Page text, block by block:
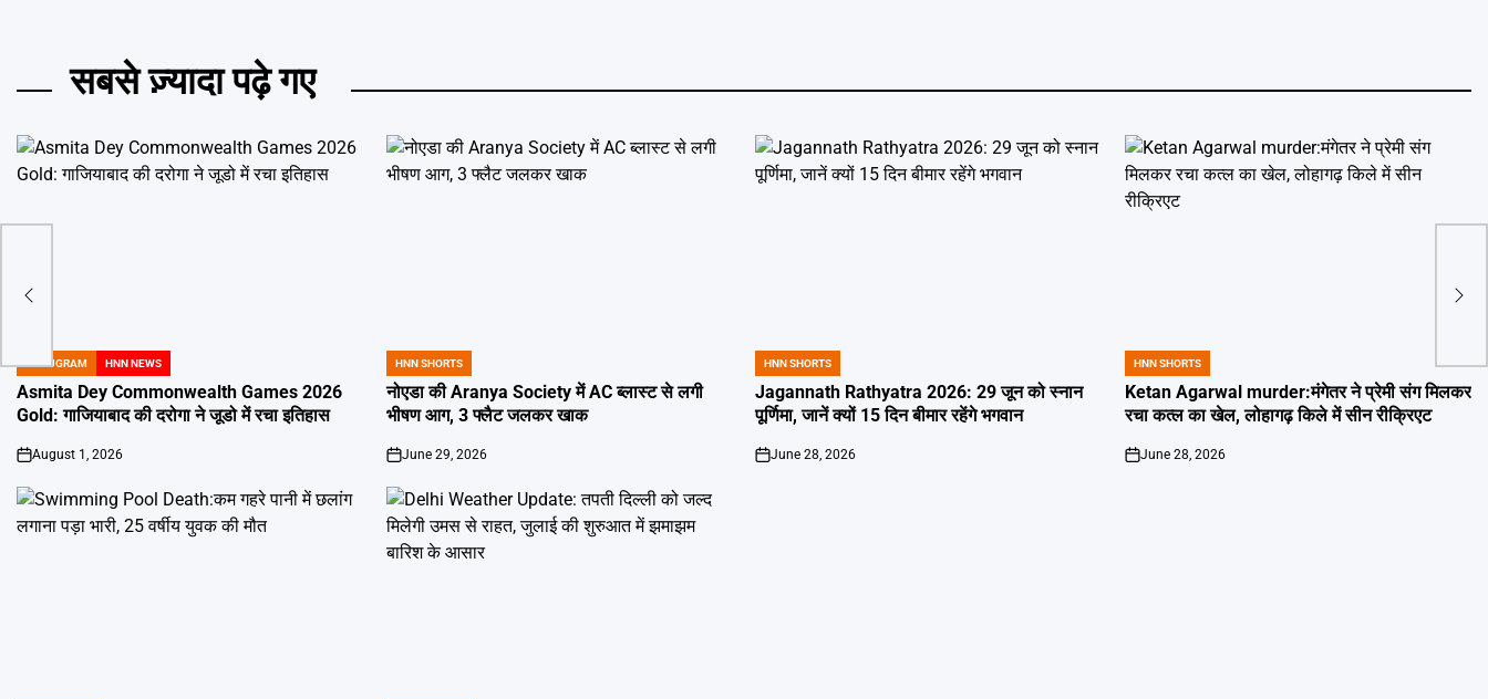
सबसे ज़्यादा पढ़े गए
POSTED
IN
GURUGRAM HNN NEWS
Asmita Dey Commonwealth Games 2026
Gold: गाजियाबाद की दरोगा ने जूडो में रचा इतिहास
on
August 1, 2026
POSTED
IN
HNN SHORTS
नोएडा की Aranya Society में AC ब्लास्ट से लगी
भीषण आग, 3 फ्लैट जलकर खाक
on
June 29, 2026
POSTED
IN
HNN SHORTS
Jagannath Rathyatra 2026: 29 जून को स्नान
पूर्णिमा, जानें क्यों 15 दिन बीमार रहेंगे भगवान
on
June 28, 2026
POSTED
IN
HNN SHORTS
Ketan Agarwal murder:मंगेतर ने प्रेमी संग मिलकर
रचा कत्ल का खेल, लोहागढ़ किले में सीन रीक्रिएट
on
June 28, 2026
फूड